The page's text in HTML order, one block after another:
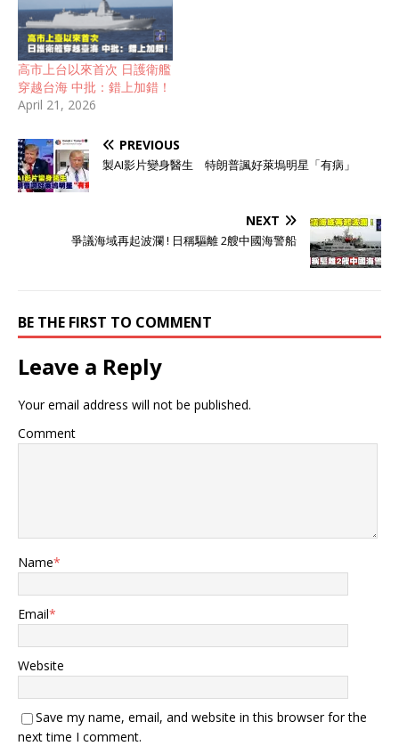
高市上台以來首次 日護衛艦
穿越台海 中批：錯上加錯！
April 21, 2026
PREVIOUS
製AI影片變身醫生 特朗普諷好萊塢明星「有病」
NEXT
爭議海域再起波瀾 ! 日稱驅離 2艘中國海警船
BE THE FIRST TO COMMENT
Leave a Reply
Your email address will not be published.
Comment
Name*
Email*
Website
Save my name, email, and website in this browser for the
next time I comment.